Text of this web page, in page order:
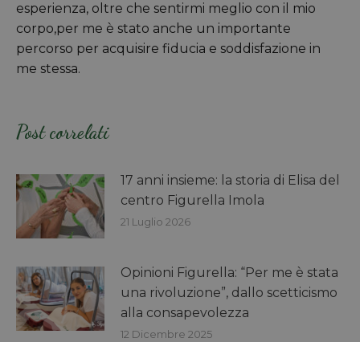
esperienza, oltre che sentirmi meglio con il mio
corpo,per me è stato anche un importante
percorso per acquisire fiducia e soddisfazione in
me stessa.
Post correlati
17 anni insieme: la storia di Elisa del
centro Figurella Imola
21 Luglio 2026
Opinioni Figurella: “Per me è stata
una rivoluzione”, dallo scetticismo
alla consapevolezza
12 Dicembre 2025